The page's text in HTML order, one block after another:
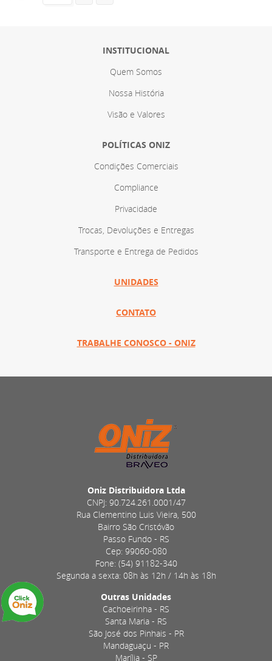
INSTITUCIONAL
Quem Somos
Nossa História
Visão e Valores
POLÍTICAS ONIZ
Condições Comerciais
Compliance
Privacidade
Trocas, Devoluções e Entregas
Transporte e Entrega de Pedidos
UNIDADES
CONTATO
TRABALHE CONOSCO - ONIZ
Oniz Distribuidora Ltda
CNPJ: 90.724.261.0001/47
Rua Clementino Luis Vieira, 500
Bairro São Cristóvão
Passo Fundo - RS
Cep: 99060-080
Fone: (54) 91182-340
Segunda a sexta: 08h às 12h / 14h às 18h
Outras Unidades
Cachoeirinha - RS
Santa Maria - RS
São José dos Pinhais - PR
Mandaguaçu - PR
Marília - SP